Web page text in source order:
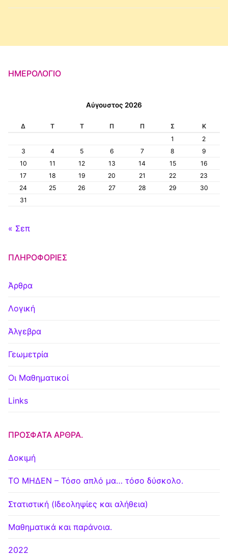
ΗΜΕΡΟΛΌΓΙΟ
Αύγουστος 2026
Δ Τ Τ Π Π Σ
Κ
1
2
3
4 5 6 7 8
9
10
11 12 13 14 15
16
17
18 19 20 21 22
23
24
25 26 27 28 29
30
31
« Σεπ
ΠΛΗΡΟΦΟΡΊΕΣ
Άρθρα
Λογική
Άλγεβρα
Γεωμετρία
Οι Μαθηματικοί
Links
ΠΡΌΣΦΑΤΑ ΆΡΘΡΑ.
Δοκιμή
ΤΟ ΜΗΔΕΝ – Τόσο απλό μα… τόσο δύσκολο.
Στατιστική (Ιδεοληψίες και αλήθεια)
Μαθηματικά και παράνοια.
2022